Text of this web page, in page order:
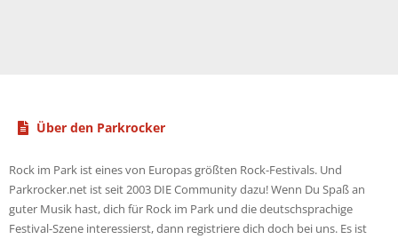
Über den Parkrocker
Rock im Park ist eines von Europas größten Rock-Festivals. Und
Parkrocker.net ist seit 2003 DIE Community dazu! Wenn Du Spaß an
guter Musik hast, dich für Rock im Park und die deutschsprachige
Festival-Szene interessierst, dann registriere dich doch bei uns. Es ist